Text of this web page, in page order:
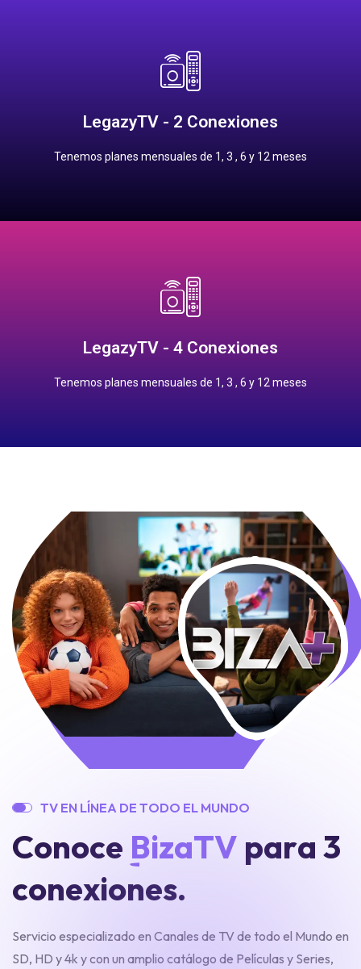
LegazyTV - 2 Conexiones
Tenemos planes mensuales de 1, 3 , 6 y 12 meses
3 meses: $660.00 pesos
12 meses: $2,100.00 pesos
LegazyTV - 4 Conexiones
Tenemos planes mensuales de 1, 3 , 6 y 12 meses
3 meses: $720.00 pesos
12 meses: $2,300.00 pesos
TV EN LÍNEA DE TODO EL MUNDO
Conoce BizaTV para 3
conexiones.
Servicio especializado en Canales de TV de todo el Mundo en
SD, HD y 4k y con un amplio catálogo de Películas y Series,